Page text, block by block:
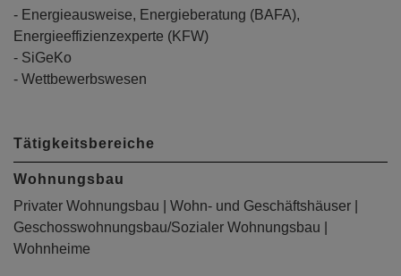
- Energieausweise, Energieberatung (BAFA),
Energieeffizienzexperte (KFW)
- SiGeKo
- Wettbewerbswesen
Tätigkeitsbereiche
Wohnungsbau
Privater Wohnungsbau | Wohn- und Geschäftshäuser |
Geschosswohnungsbau/Sozialer Wohnungsbau |
Wohnheime